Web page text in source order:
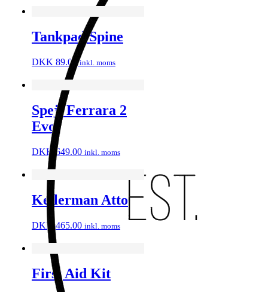
Tankpad Spine
DKK 89.00 inkl. moms
Spejl Ferrara 2
Evo
DKK 649.00 inkl. moms
Kellerman Atto
DKK465.00 inkl. moms
First Aid Kit